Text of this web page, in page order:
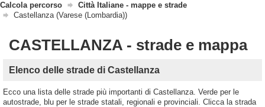
Calcola percorso
Città Italiane - mappe e strade
Castellanza (Varese (Lombardia))
CASTELLANZA - strade e mappa
Elenco delle strade di Castellanza
Ecco una lista delle strade più importanti di Castellanza. Verde per le
autostrade, blu per le strade statali, regionali e provinciali. Clicca la strada